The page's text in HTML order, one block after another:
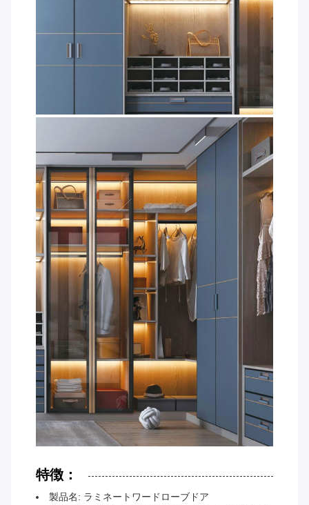
特徴：
製品名: ラミネートワードローブドア